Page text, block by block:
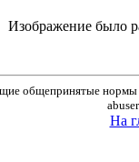
Изображение было
общепринятые нормы
На